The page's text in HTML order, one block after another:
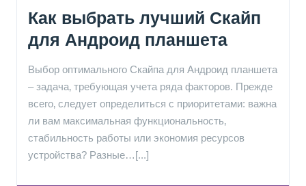
Как выбрать лучший Скайп
для Андроид планшета
Выбор оптимального Скайпа для Андроид планшета
– задача‚ требующая учета ряда факторов. Прежде
всего‚ следует определиться с приоритетами: важна
ли вам максимальная функциональность‚
стабильность работы или экономия ресурсов
устройства? Разные…[...]